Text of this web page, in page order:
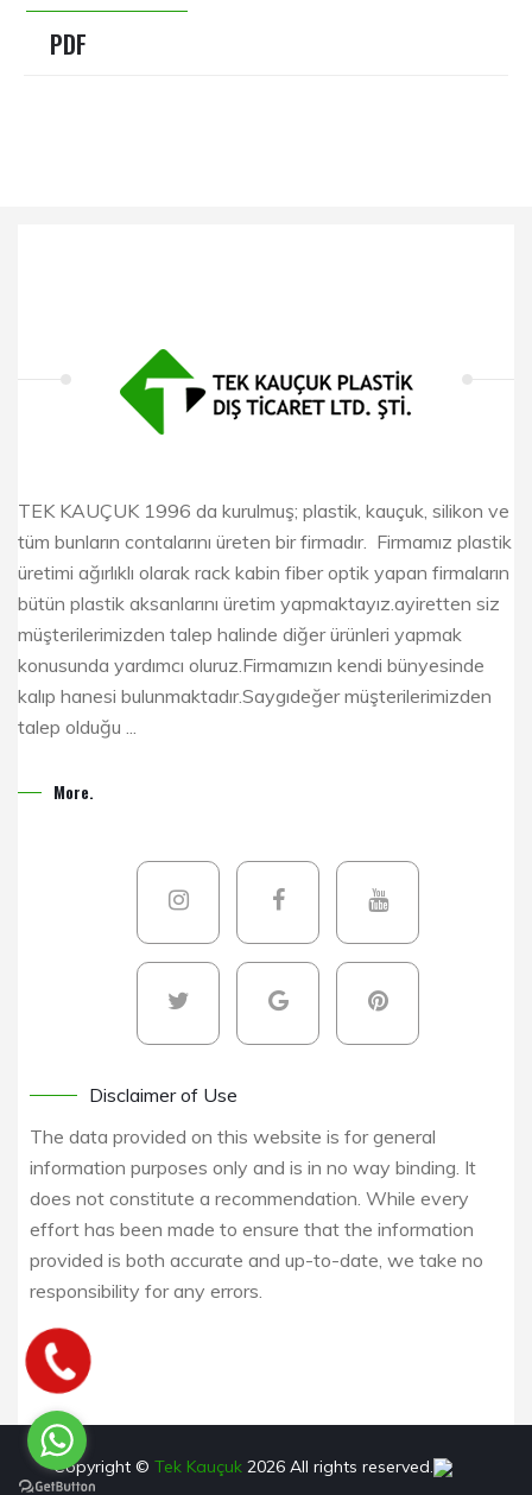
PDF
TEK KAUÇUK 1996 da kurulmuş; plastik, kauçuk, silikon ve
tüm bunların contalarını üreten bir firmadır. Firmamız plastik
üretimi ağırlıklı olarak rack kabin fiber optik yapan firmaların
bütün plastik aksanlarını üretim yapmaktayız.ayiretten siz
müşterilerimizden talep halinde diğer ürünleri yapmak
konusunda yardımcı oluruz.Firmamızın kendi bünyesinde
kalıp hanesi bulunmaktadır.Saygıdeğer müşterilerimizden
talep olduğu ...
More.
Disclaimer of Use
The data provided on this website is for general
information purposes only and is in no way binding. It
does not constitute a recommendation. While every
effort has been made to ensure that the information
provided is both accurate and up-to-date, we take no
responsibility for any errors.
Copyright © Tek Kauçuk 2026 All rights reserved.